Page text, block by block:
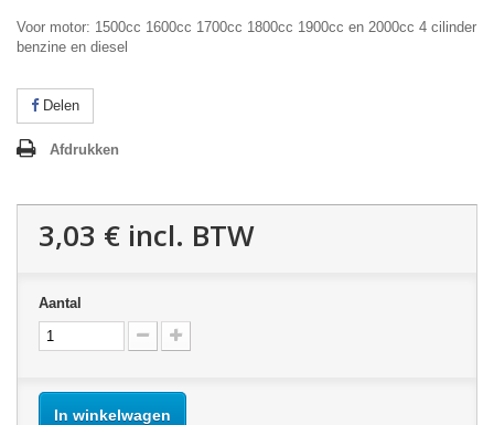
Voor motor: 1500cc 1600cc 1700cc 1800cc 1900cc en 2000cc 4 cilinder
benzine en diesel
Delen
Afdrukken
3,03 € incl. BTW
Aantal
In winkelwagen